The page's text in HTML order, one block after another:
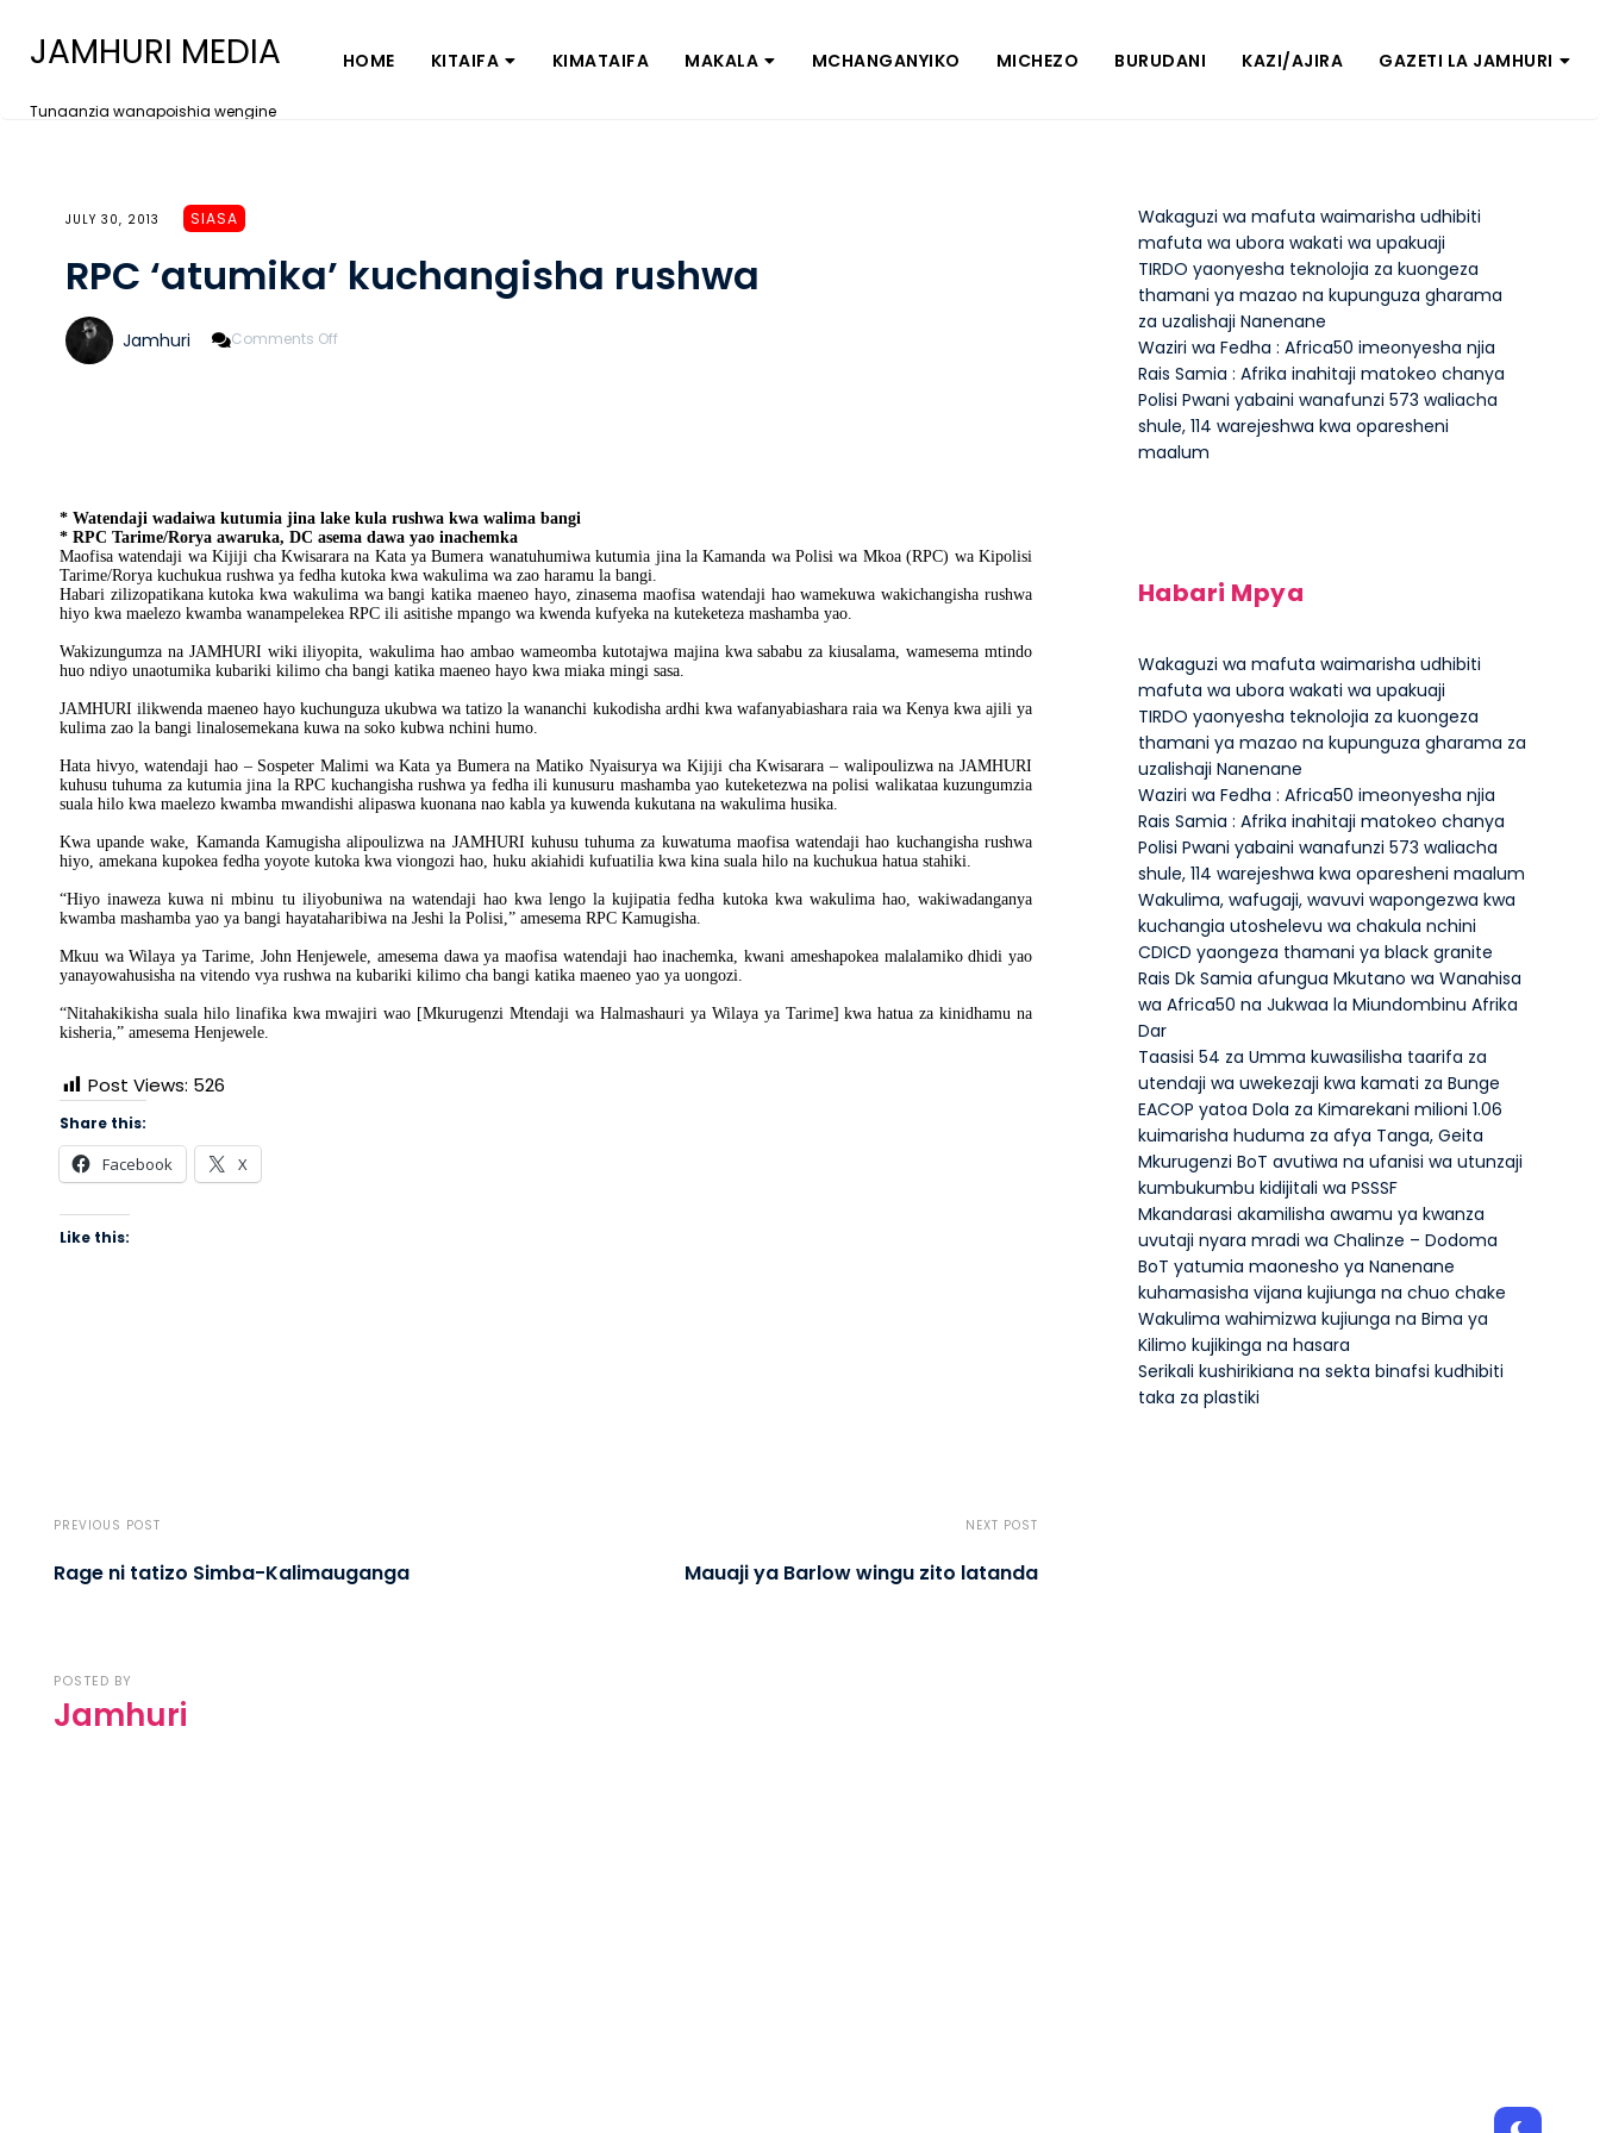
JAMHURI MEDIA
Tunaanzia wanapoishia wengine
HOME KITAIFA KIMATAIFA MAKALA MCHANGANYIKO MICHEZO BURUDANI KAZI/AJIRA GAZETI LA JAMHURI
JULY 30, 2013 SIASA
RPC ‘atumika’ kuchangisha rushwa
Jamhuri Comments Off
* Watendaji wadaiwa kutumia jina lake kula rushwa kwa walima bangi
* RPC Tarime/Rorya awaruka, DC asema dawa yao inachemka
Maofisa watendaji wa Kijiji cha Kwisarara na Kata ya Bumera wanatuhumiwa kutumia jina la Kamanda wa Polisi wa Mkoa (RPC) wa Kipolisi
Tarime/Rorya kuchukua rushwa ya fedha kutoka kwa wakulima wa zao haramu la bangi.
Habari zilizopatikana kutoka kwa wakulima wa bangi katika maeneo hayo, zinasema maofisa watendaji hao wamekuwa wakichangisha rushwa
hiyo kwa maelezo kwamba wanampelekea RPC ili asitishe mpango wa kwenda kufyeka na kuteketeza mashamba yao.
Wakizungumza na JAMHURI wiki iliyopita, wakulima hao ambao wameomba kutotajwa majina kwa sababu za kiusalama, wamesema mtindo
huo ndiyo unaotumika kubariki kilimo cha bangi katika maeneo hayo kwa miaka mingi sasa.
JAMHURI ilikwenda maeneo hayo kuchunguza ukubwa wa tatizo la wananchi kukodisha ardhi kwa wafanyabiashara raia wa Kenya kwa ajili ya
kulima zao la bangi linalosemekana kuwa na soko kubwa nchini humo.
Hata hivyo, watendaji hao – Sospeter Malimi wa Kata ya Bumera na Matiko Nyaisurya wa Kijiji cha Kwisarara – walipoulizwa na JAMHURI
kuhusu tuhuma za kutumia jina la RPC kuchangisha rushwa ya fedha ili kunusuru mashamba yao kuteketezwa na polisi walikataa kuzungumzia
suala hilo kwa maelezo kwamba mwandishi alipaswa kuonana nao kabla ya kuwenda kukutana na wakulima husika.
Kwa upande wake, Kamanda Kamugisha alipoulizwa na JAMHURI kuhusu tuhuma za kuwatuma maofisa watendaji hao kuchangisha rushwa
hiyo, amekana kupokea fedha yoyote kutoka kwa viongozi hao, huku akiahidi kufuatilia kwa kina suala hilo na kuchukua hatua stahiki.
“Hiyo inaweza kuwa ni mbinu tu iliyobuniwa na watendaji hao kwa lengo la kujipatia fedha kutoka kwa wakulima hao, wakiwadanganya
kwamba mashamba yao ya bangi hayataharibiwa na Jeshi la Polisi,” amesema RPC Kamugisha.
Mkuu wa Wilaya ya Tarime, John Henjewele, amesema dawa ya maofisa watendaji hao inachemka, kwani ameshapokea malalamiko dhidi yao
yanayowahusisha na vitendo vya rushwa na kubariki kilimo cha bangi katika maeneo yao ya uongozi.
“Nitahakikisha suala hilo linafika kwa mwajiri wao [Mkurugenzi Mtendaji wa Halmashauri ya Wilaya ya Tarime] kwa hatua za kinidhamu na
kisheria,” amesema Henjewele.
Post Views: 526
Share this:
Facebook X
Like this:
PREVIOUS POST
Rage ni tatizo Simba-Kalimauganga
NEXT POST
Mauaji ya Barlow wingu zito latanda
POSTED BY
Jamhuri
Wakaguzi wa mafuta waimarisha udhibiti
mafuta wa ubora wakati wa upakuaji
TIRDO yaonyesha teknolojia za kuongeza
thamani ya mazao na kupunguza gharama
za uzalishaji Nanenane
Waziri wa Fedha : Africa50 imeonyesha njia
Rais Samia : Afrika inahitaji matokeo chanya
Polisi Pwani yabaini wanafunzi 573 waliacha
shule, 114 warejeshwa kwa oparesheni
maalum
Habari Mpya
Wakaguzi wa mafuta waimarisha udhibiti
mafuta wa ubora wakati wa upakuaji
TIRDO yaonyesha teknolojia za kuongeza
thamani ya mazao na kupunguza gharama za
uzalishaji Nanenane
Waziri wa Fedha : Africa50 imeonyesha njia
Rais Samia : Afrika inahitaji matokeo chanya
Polisi Pwani yabaini wanafunzi 573 waliacha
shule, 114 warejeshwa kwa oparesheni maalum
Wakulima, wafugaji, wavuvi wapongezwa kwa
kuchangia utoshelevu wa chakula nchini
CDICD yaongeza thamani ya black granite
Rais Dk Samia afungua Mkutano wa Wanahisa
wa Africa50 na Jukwaa la Miundombinu Afrika
Dar
Taasisi 54 za Umma kuwasilisha taarifa za
utendaji wa uwekezaji kwa kamati za Bunge
EACOP yatoa Dola za Kimarekani milioni 1.06
kuimarisha huduma za afya Tanga, Geita
Mkurugenzi BoT avutiwa na ufanisi wa utunzaji
kumbukumbu kidijitali wa PSSSF
Mkandarasi akamilisha awamu ya kwanza
uvutaji nyara mradi wa Chalinze – Dodoma
BoT yatumia maonesho ya Nanenane
kuhamasisha vijana kujiunga na chuo chake
Wakulima wahimizwa kujiunga na Bima ya
Kilimo kujikinga na hasara
Serikali kushirikiana na sekta binafsi kudhibiti
taka za plastiki